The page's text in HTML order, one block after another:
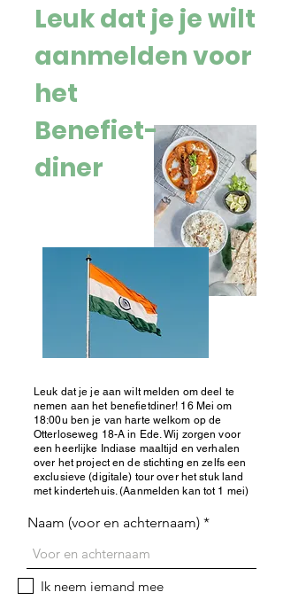
Leuk dat je je wilt
aanmelden voor
het
Benefiet-
diner
Leuk dat je je aan wilt melden om deel te
nemen aan het benefietdiner! 16 Mei om
18:00u ben je van harte welkom op de
Otterloseweg 18-A in Ede. Wij zorgen voor
een heerlijke Indiase maaltijd en verhalen
over het project en de stichting en zelfs een
exclusieve (digitale) tour over het stuk land
met kindertehuis. (Aanmelden kan tot 1 mei)
Naam (voor en achternaam)
Ik neem iemand mee